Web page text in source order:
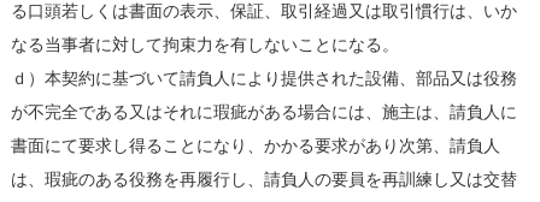
る口頭若しくは書面の表示、保証、取引経過又は取引慣行は、いか
なる当事者に対して拘束力を有しないことになる。
ｄ）本契約に基づいて請負人により提供された設備、部品又は役務
が不完全である又はそれに瑕疵がある場合には、施主は、請負人に
書面にて要求し得ることになり、かかる要求があり次第、請負人
は、瑕疵のある役務を再履行し、請負人の要員を再訓練し又は交替